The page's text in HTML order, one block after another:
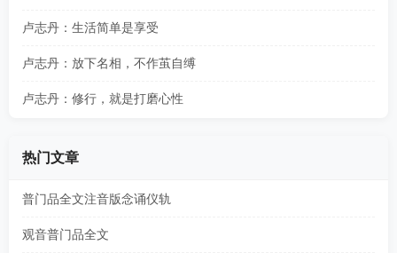
卢志丹：生活简单是享受
卢志丹：放下名相，不作茧自缚
卢志丹：修行，就是打磨心性
热门文章
普门品全文注音版念诵仪轨
观音普门品全文